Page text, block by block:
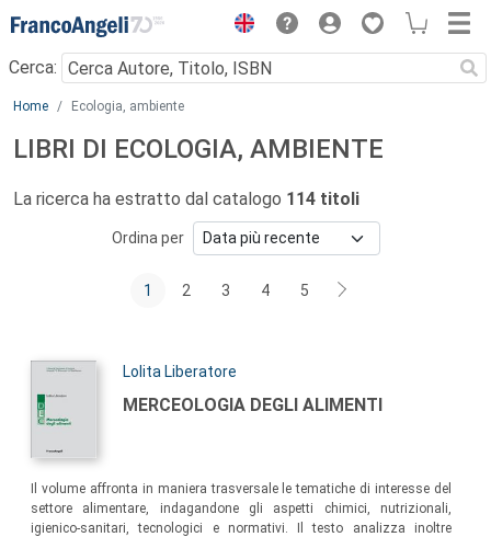
Menu
Cerca:
Main content
Home Ecologia, ambiente
LIBRI DI ECOLOGIA, AMBIENTE
La ricerca ha estratto dal catalogo 114 titoli
Ordina per
1 2 3 4 5
Autori:
Lolita Liberatore
Titolo:
MERCEOLOGIA DEGLI ALIMENTI
Sommario:
Il volume affronta in maniera trasversale le tematiche di interesse del
settore alimentare, indagandone gli aspetti chimici, nutrizionali,
igienico-sanitari, tecnologici e normativi. Il testo analizza inoltre